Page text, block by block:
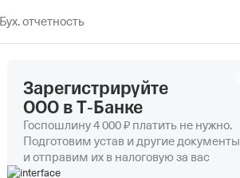
Бух. отчетность
Зарегистрируйте
ООО в Т‑Банке
Госпошлину 4 000 ₽ платить не нужно.
Подготовим устав и другие документы
и отправим их в налоговую за вас